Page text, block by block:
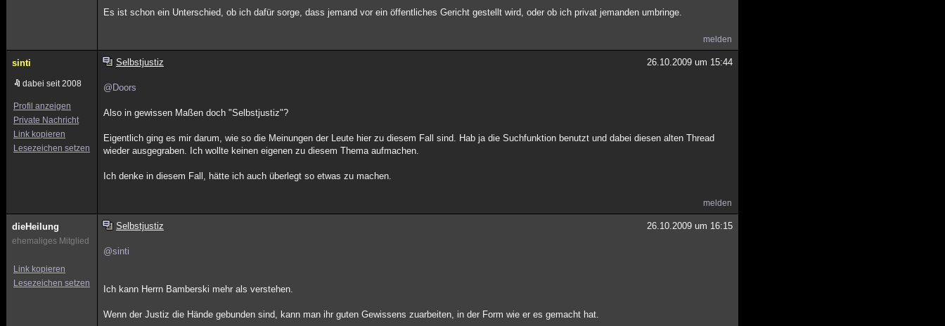
Es ist schon ein Unterschied, ob ich dafür sorge, dass jemand vor ein öffentliches Gericht gestellt wird, oder ob ich privat jemanden umbringe.
melden
sinti
dabei seit 2008
Profil anzeigen
Private Nachricht
Link kopieren
Lesezeichen setzen
Selbstjustiz 26.10.2009 um 15:44
@Doors
Also in gewissen Maßen doch "Selbstjustiz"?
Eigentlich ging es mir darum, wie so die Meinungen der Leute hier zu diesem Fall sind. Hab ja die Suchfunktion benutzt und dabei diesen alten Thread
wieder ausgegraben. Ich wollte keinen eigenen zu diesem Thema aufmachen.
Ich denke in diesem Fall, hätte ich auch überlegt so etwas zu machen.
melden
dieHeilung
ehemaliges Mitglied
Link kopieren
Lesezeichen setzen
Selbstjustiz 26.10.2009 um 16:15
@sinti
Ich kann Herrn Bamberski mehr als verstehen.
Wenn der Justiz die Hände gebunden sind, kann man ihr guten Gewissens zuarbeiten, in der Form wie er es gemacht hat.